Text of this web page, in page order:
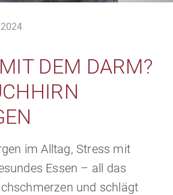
DEM DARM?
im Alltag, Stress mit
Essen – all das
und schlägt